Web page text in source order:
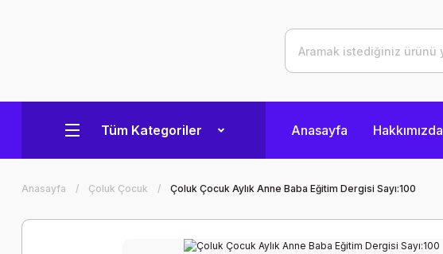
Tüm Kategoriler Anasayfa Hakkımızda
Anasayfa Çoluk Çocuk Çoluk Çocuk Aylık Anne Baba Eğitim Dergisi Sayı:100